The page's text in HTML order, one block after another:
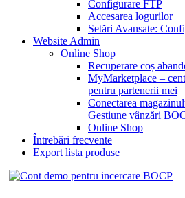
Configurare FTP
Accesarea logurilor
Setări Avansate:
Website Admin
Online Shop
Recuperare coș
MyMarketplace –
pentru partenerii mei
Conectarea
Gestiune vânzări
Online Shop
Întrebări frecvente
Export lista produse